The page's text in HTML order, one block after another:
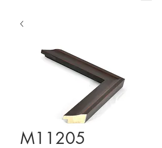
M11205